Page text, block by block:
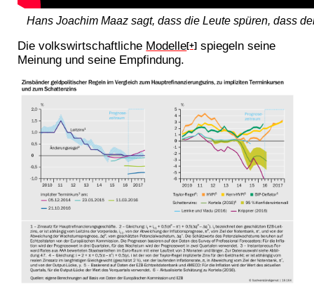
Hans Joachim Maaz sagt, dass die Leute spüren, dass
Die volkswirtschaftliche Modelle[+] spiegeln seine
Meinung und seine Empfindung.